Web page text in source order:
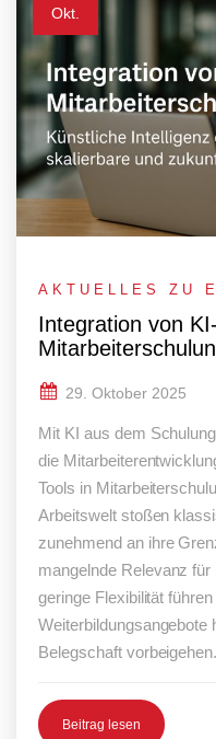
Okt.
AKTUELLES ZU
Integration von
29. Oktober 2025
Mit KI aus dem
die
Tools in
Arbeitswelt stoßen
zunehmend an ihre
mangelnde Relevanz
geringe Flexibilität
Weiterbildungsangebote
Belegschaft
Beitrag lesen